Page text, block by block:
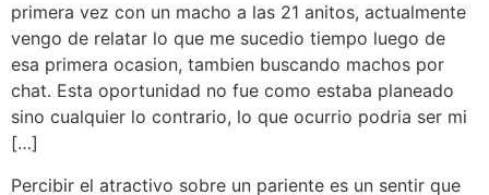
primera vez con un macho a las 21 anitos, actualmente
vengo de relatar lo que me sucedio tiempo luego de
esa primera ocasion, tambien buscando machos por
chat. Esta oportunidad no fue como estaba planeado
sino cualquier lo contrario, lo que ocurrio podri­a ser mi
[…]
Percibir el atractivo sobre un pariente es un sentir que